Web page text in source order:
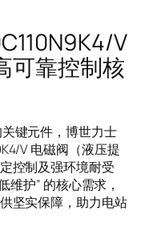
V
可靠控制核
键元件，博世力士
V 电磁阀（液压提
控制及强环境耐受
维护” 的核心需求，
坚实保障，助力电站